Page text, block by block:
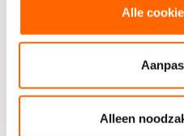
Alle
Alleen